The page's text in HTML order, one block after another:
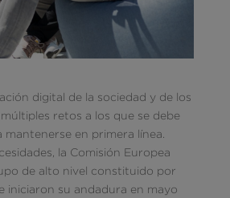
digital de la sociedad y de los
retos a los que se debe
en primera línea.
la Comisión Europea
de alto nivel constituido por
iniciaron su andadura en mayo